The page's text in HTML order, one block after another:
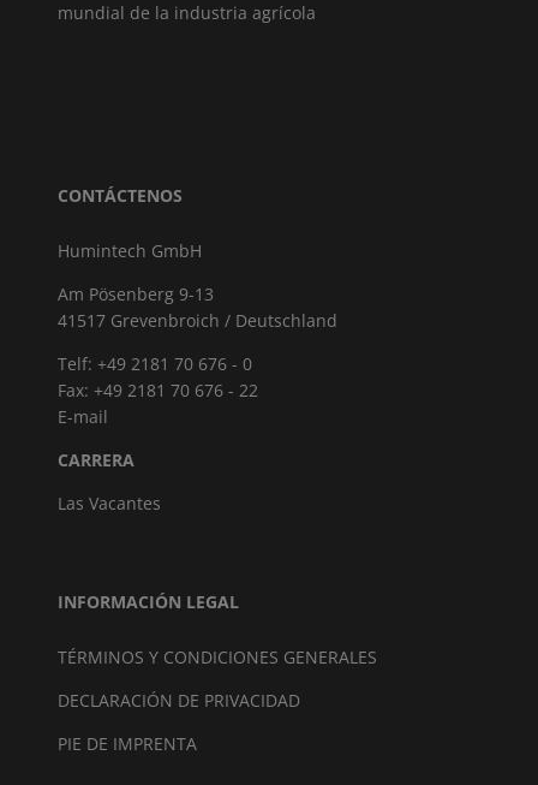
mundial de la industria agrícola
CONTÁCTENOS
Humintech GmbH
Am Pösenberg 9-13
41517 Grevenbroich / Deutschland
Telf: +49 2181 70 676 - 0
Fax: +49 2181 70 676 - 22
E-mail
CARRERA
Las Vacantes
INFORMACIÓN LEGAL
TÉRMINOS Y CONDICIONES GENERALES
DECLARACIÓN DE PRIVACIDAD
PIE DE IMPRENTA